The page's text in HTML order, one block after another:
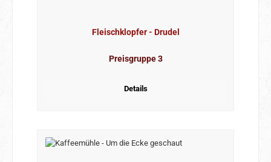
Fleischklopfer - Drudel
Preisgruppe 3
Details